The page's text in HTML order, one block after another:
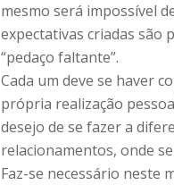
mesmo será impossível
expectativas criadas são
“pedaço faltante”.
Cada um deve se haver
própria realização
desejo de se fazer a
relacionamentos, onde
Faz-se necessário neste